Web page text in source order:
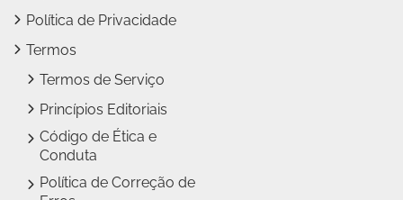
Política de Privacidade
Termos
Termos de Serviço
Princípios Editoriais
Código de Ética e
Conduta
Política de Correção de